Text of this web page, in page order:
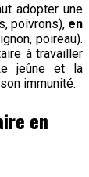
adopter une
poivrons), en
poireau).
à travailler
jeûne et la
immunité.
en